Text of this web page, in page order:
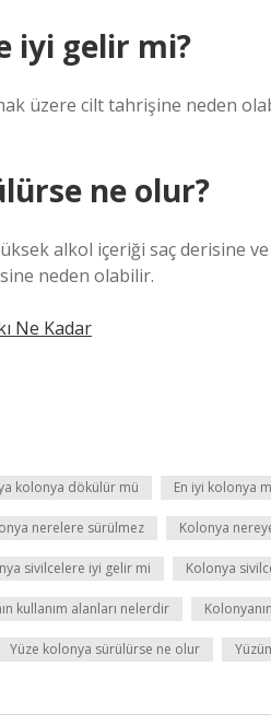
iyi gelir mi?
üzere cilt tahrişine neden
ne olur?
alkol içeriği saç derisine
neden olabilir.
Ne Kadar
kolonya dökülür mü En iyi kolonya
nerelere sürülmez Kolonya nereye
sivilcelere iyi gelir mi Kolonya
kullanım alanları nelerdir
Yüze kolonya sürülürse ne olur